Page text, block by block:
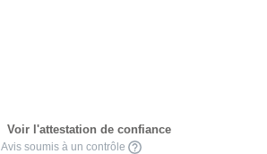
Voir l'attestation de confiance
Avis soumis à un contrôle